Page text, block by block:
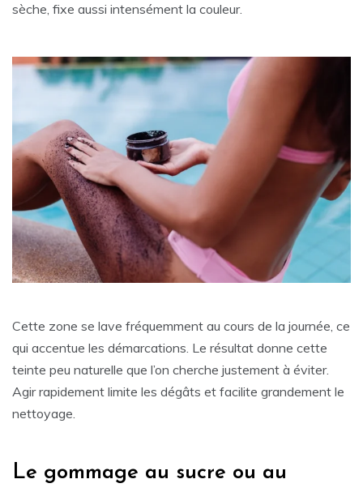
sèche, fixe aussi intensément la couleur.
Cette zone se lave fréquemment au cours de la journée, ce
qui accentue les démarcations. Le résultat donne cette
teinte peu naturelle que l’on cherche justement à éviter.
Agir rapidement limite les dégâts et facilite grandement le
nettoyage.
Le gommage au sucre ou au